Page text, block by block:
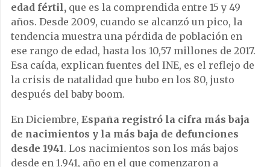
edad fértil, que es la comprendida entre 15 y 49
años. Desde 2009, cuando se alcanzó un pico, la
tendencia muestra una pérdida de población en
ese rango de edad, hasta los 10,57 millones de 2017.
Esa caída, explican fuentes del INE, es el reflejo de
la crisis de natalidad que hubo en los 80, justo
después del baby boom.
En Diciembre, España registró la cifra más baja
de nacimientos y la más baja de defunciones
desde 1941. Los nacimientos son los más bajos
desde en 1.941, año en el que comenzaron a